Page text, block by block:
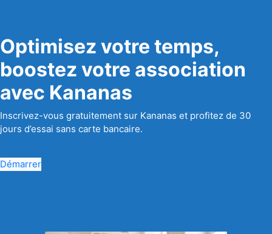
Optimisez votre temps,
boostez votre association
avec Kananas
Inscrivez-vous gratuitement sur Kananas et profitez de 30
jours d’essai sans carte bancaire.
Démarrer